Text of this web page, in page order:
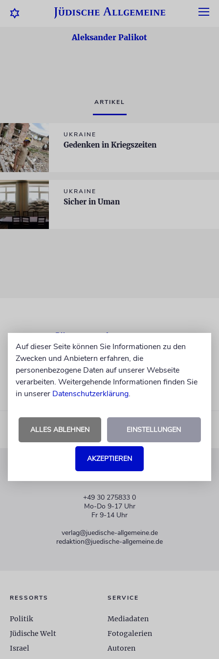
Aleksander Palikot
ARTIKEL
UKRAINE
Gedenken in Kriegszeiten
UKRAINE
Sicher in Uman
+49 30 275833 0
Mo-Do 9-17 Uhr
Fr 9-14 Uhr
verlag@juedische-allgemeine.de
redaktion@juedische-allgemeine.de
RESSORTS
Politik
Jüdische Welt
Israel
SERVICE
Mediadaten
Fotogalerien
Autoren
Auf dieser Seite können Sie Informationen zu den
Zwecken und Anbietern erfahren, die
personenbezogene Daten auf unserer Webseite
verarbeiten. Weitergehende Informationen finden Sie
in unserer Datenschutzerklärung.
ALLES ABLEHNEN EINSTELLUNGEN
AKZEPTIEREN